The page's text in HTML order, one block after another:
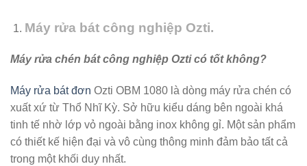
Máy rửa bát công nghiệp Ozti.
Máy rửa chén bát công nghiệp Ozti có tốt không?
Máy rửa bát đơn Ozti OBM 1080 là dòng máy rửa chén có
xuất xứ từ Thổ Nhĩ Kỳ. Sở hữu kiểu dáng bên ngoài khá
tinh tế nhờ lớp vỏ ngoài bằng inox không gỉ. Một sản phẩm
có thiết kế hiện đại và vô cùng thông minh đảm bảo tất cả
trong một khối duy nhất.